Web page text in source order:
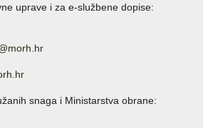
uprave i za e-službene dopise:
snaga i Ministarstva obrane: